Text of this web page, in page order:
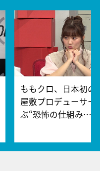
ももクロ、日本初の
屋敷プロデューサー
ぶ“恐怖の仕組み…